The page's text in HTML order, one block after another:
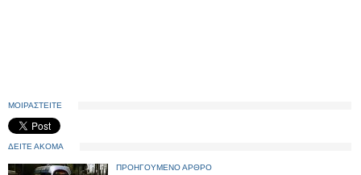
ΜΟΙΡΑΣΤΕΙΤΕ
ΔΕΙΤΕ ΑΚΟΜΑ
ΠΡΟΗΓΟΥΜΕΝΟ ΑΡΘΡΟ